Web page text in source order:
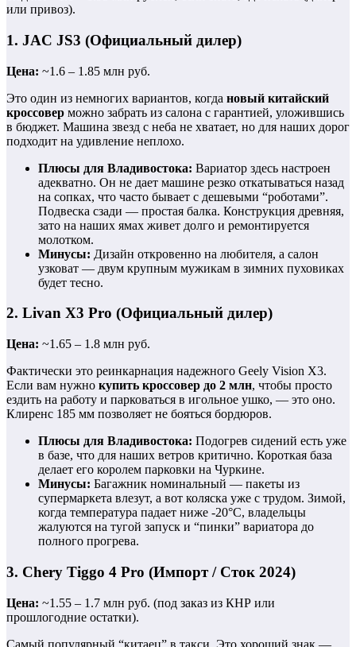
или привоз).
1. JAC JS3 (Официальный дилер)
Цена: ~1.6 – 1.85 млн руб.
Это один из немногих вариантов, когда новый китайский
кроссовер можно забрать из салона с гарантией, уложившись
в бюджет. Машина звезд с неба не хватает, но для наших дорог
подходит на удивление неплохо.
Плюсы для Владивостока: Вариатор здесь настроен
адекватно. Он не дает машине резко откатываться назад
на сопках, что часто бывает с дешевыми “роботами”.
Подвеска сзади — простая балка. Конструкция древняя,
зато на наших ямах живет долго и ремонтируется
молотком.
Минусы: Дизайн откровенно на любителя, а салон
узковат — двум крупным мужикам в зимних пуховиках
будет тесно.
2. Livan X3 Pro (Официальный дилер)
Цена: ~1.65 – 1.8 млн руб.
Фактически это реинкарнация надежного Geely Vision X3.
Если вам нужно купить кроссовер до 2 млн, чтобы просто
ездить на работу и парковаться в игольное ушко, — это оно.
Клиренс 185 мм позволяет не бояться бордюров.
Плюсы для Владивостока: Подогрев сидений есть уже
в базе, что для наших ветров критично. Короткая база
делает его королем парковки на Чуркине.
Минусы: Багажник номинальный — пакеты из
супермаркета влезут, а вот коляска уже с трудом. Зимой,
когда температура падает ниже -20°C, владельцы
жалуются на тугой запуск и “пинки” вариатора до
полного прогрева.
3. Chery Tiggo 4 Pro (Импорт / Сток 2024)
Цена: ~1.55 – 1.7 млн руб. (под заказ из КНР или
прошлогодние остатки).
Самый популярный “китаец” в такси. Это хороший знак —